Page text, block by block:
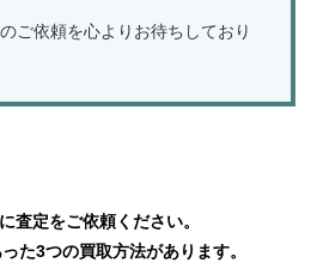
ご依頼を心よりお待ちしており
査定をご依頼ください。
た3つの買取方法があります。